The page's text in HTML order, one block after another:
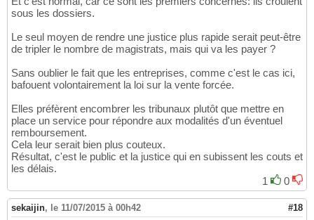
sous les dossiers.
Le seul moyen de rendre une justice plus rapide serait peut-être
de tripler le nombre de magistrats, mais qui va les payer ?
Sans oublier le fait que les entreprises, comme c'est le cas ici,
bafouent volontairement la loi sur la vente forcée.
Elles préfèrent encombrer les tribunaux plutôt que mettre en
place un service pour répondre aux modalités d'un éventuel
remboursement.
Cela leur serait bien plus couteux.
Résultat, c'est le public et la justice qui en subissent les couts et
les délais.
1
0
sekaijin, le 11/07/2015 à 00h42 #18